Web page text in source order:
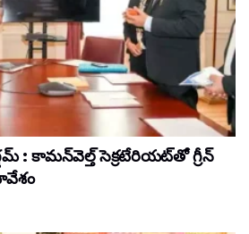
: కామన్‌వెల్త్ సెక్రటేరియట్‌తో గ్రీన్